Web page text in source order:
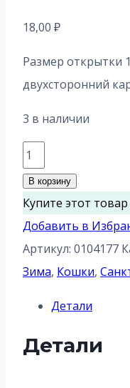
18,00 ₽
Размер открытки
двухсторонний
3 в наличии
Количество
товара
Снежный
Барсик
В корзину
Купите этот
Добавить в
Артикул: 0104177
Зима, Кошки,
Детали
Детали